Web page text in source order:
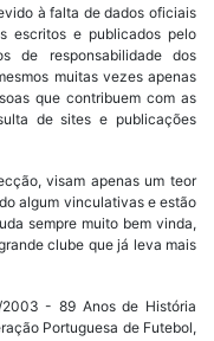
à falta de dados oficiais
escritos e publicados pelo
de responsabilidade dos
muitas vezes apenas
que contribuem com as
de sites e publicações
visam apenas um teor
algum vinculativas e estão
sempre muito bem vinda,
clube que já leva mais
2003 - 89 Anos de História
Portuguesa de Futebol,